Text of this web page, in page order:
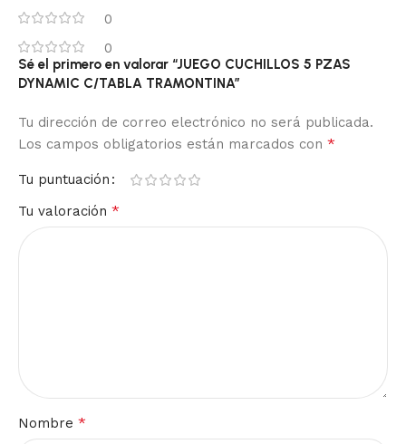
0
0
Sé el primero en valorar “JUEGO CUCHILLOS 5 PZAS
DYNAMIC C/TABLA TRAMONTINA”
Tu dirección de correo electrónico no será publicada.
Los campos obligatorios están marcados con *
Tu puntuación
Tu valoración *
Nombre *